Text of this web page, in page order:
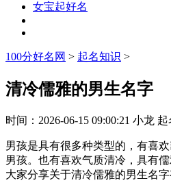
女宝起好名
100分好名网 > 起名知识 >
清冷儒雅的男生名字
时间： 2026-06-15 09:00:21 小龙 起
男孩是具有很多种类型的，有喜
男孩。也有喜欢气质清冷，具有
大家分享关于清冷儒雅的男生名